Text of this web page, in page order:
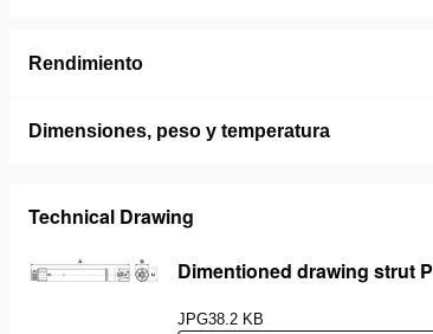
Rendimiento
Dimensiones, peso y temperatura
Technical Drawing
Dimentioned drawing strut P
JPG38.2 KB